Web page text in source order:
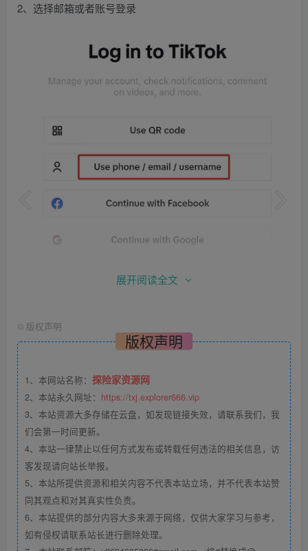
2、选择邮箱或者账号登录
3、输入账号密码，点击login即可
展开阅读全文
© 版权声明
版权声明
1、本网站名称： 探险家资源网
2、本站永久网址： https://txj.explorer666.vip
3、本站资源大多存储在云盘，如发现链接失效，请联系我们，我
们会第一时间更新。
4、本站一律禁止以任何方式发布或转载任何违法的相关信息，访
客发现请向站长举报。
5、本站所提供资源和相关内容不代表本站立场，并不代表本站赞
同其观点和对其真实性负责。
6、本站提供的部分内容大多来源于网络，仅供大家学习与参考，
如有侵权请联系站长进行删除处理。